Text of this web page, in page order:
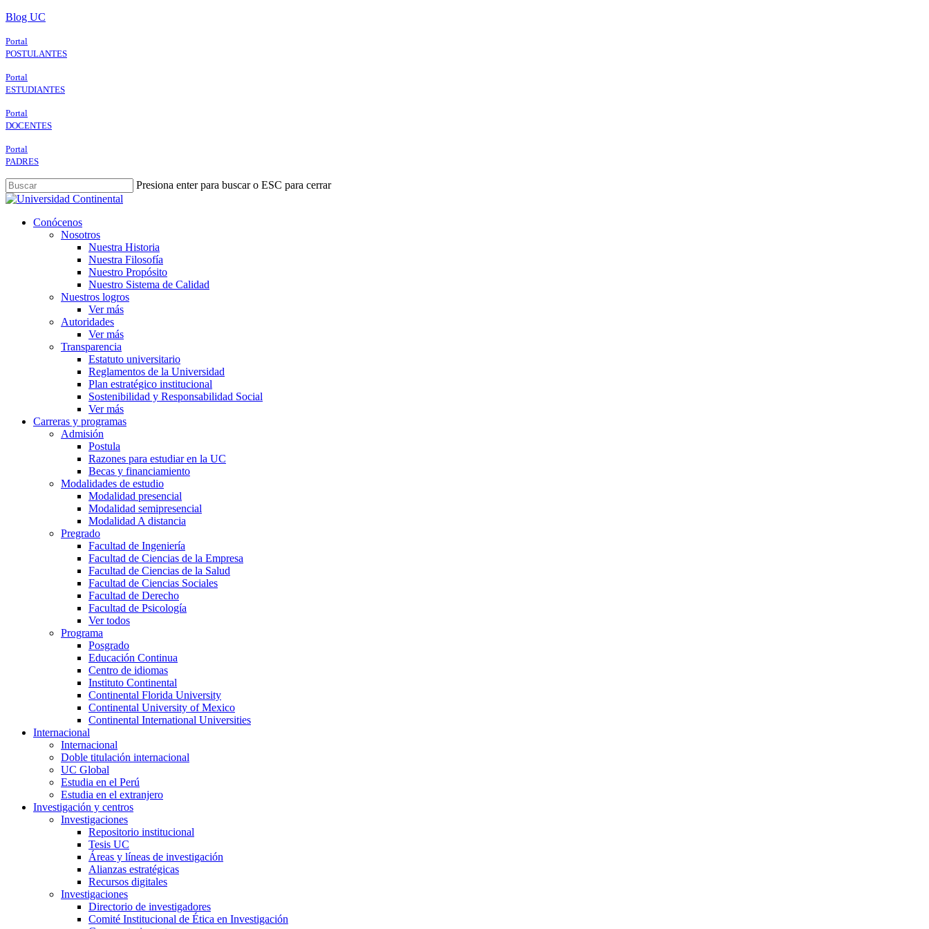
Skip
main
content
Blog UC
Portal
POSTULANTES
Portal
ESTUDIANTES
Portal
DOCENTES
Portal
PADRES
Presiona enter para buscar o ESC para cerrar
Close
search
Menu
Conócenos
Nosotros
Nuestra Historia
Nuestra Filosofía
Nuestro Propósito
Nuestro Sistema de Calidad
Nuestros logros
Ver más
Autoridades
Ver más
Transparencia
Estatuto universitario
Reglamentos de la Universidad
Plan estratégico institucional
Sostenibilidad y Responsabilidad Social
Ver más
Carreras y programas
Admisión
Postula
Razones para estudiar en la UC
Becas y financiamiento
Modalidades de estudio
Modalidad presencial
Modalidad semipresencial
Modalidad A distancia
Pregrado
Facultad de Ingeniería
Facultad de Ciencias de la Empresa
Facultad de Ciencias de la Salud
Facultad de Ciencias Sociales
Facultad de Derecho
Facultad de Psicología
Ver todos
Programa
Posgrado
Educación Continua
Centro de idiomas
Instituto Continental
Continental Florida University
Continental University of Mexico
Continental International Universities
Internacional
Internacional
Doble titulación internacional
UC Global
Estudia en el Perú
Estudia en el extranjero
Investigación y centros
Investigaciones
Repositorio institucional
Tesis UC
Áreas y líneas de investigación
Alianzas estratégicas
Recursos digitales
Investigaciones
Directorio de investigadores
Comité Institucional de Ética en Investigación